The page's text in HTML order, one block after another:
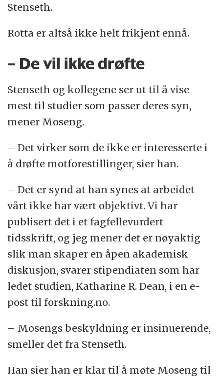
Stenseth.
Rotta er altså ikke helt frikjent ennå.
– De vil ikke drøfte
Stenseth og kollegene ser ut til å vise
mest til studier som passer deres syn,
mener Moseng.
– Det virker som de ikke er interesserte i
å drøfte motforestillinger, sier han.
– Det er synd at han synes at arbeidet
vårt ikke har vært objektivt. Vi har
publisert det i et fagfellevurdert
tidsskrift, og jeg mener det er nøyaktig
slik man skaper en åpen akademisk
diskusjon, svarer stipendiaten som har
ledet studien, Katharine R. Dean, i en e-
post til forskning.no.
– Mosengs beskyldning er insinuerende,
smeller det fra Stenseth.
Han sier han er klar til å møte Moseng til